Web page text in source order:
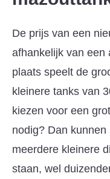
De prijs van een
afhankelijk van een
plaats speelt de
kleinere tanks van
kiezen voor een
nodig? Dan
meerdere kleinere
staan, wel